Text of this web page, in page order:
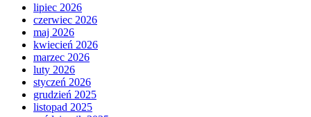
lipiec 2026
czerwiec 2026
maj 2026
kwiecień 2026
marzec 2026
luty 2026
styczeń 2026
grudzień 2025
listopad 2025